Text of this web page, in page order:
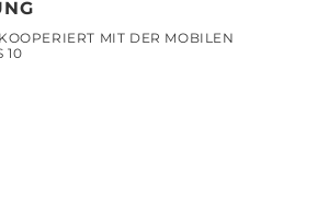
MIT DER MOBILEN
10